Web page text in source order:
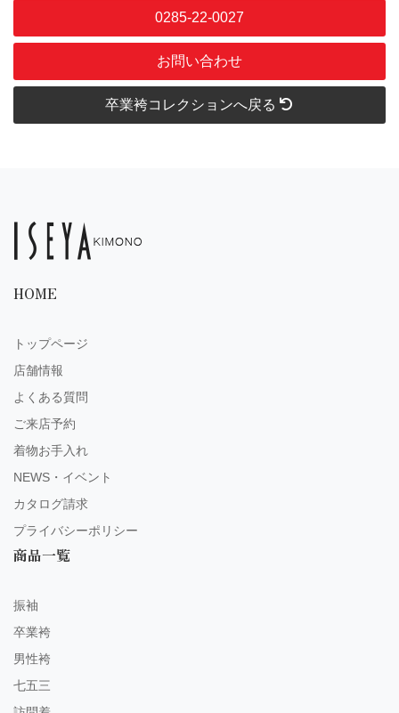
0285-22-0027
お問い合わせ
卒業袴コレクションへ戻る
HOME
トップページ
店舗情報
よくある質問
ご来店予約
着物お手入れ
NEWS・イベント
カタログ請求
プライバシーポリシー
商品一覧
振袖
卒業袴
男性袴
七五三